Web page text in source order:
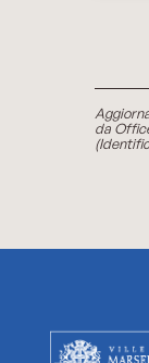
da